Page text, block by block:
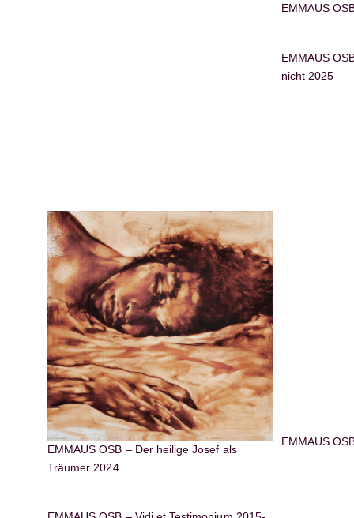
EMMAUS
EMMAUS
nicht 2025
EMMAUS OSB – Der heilige Josef als
Träumer 2024
EMMAUS